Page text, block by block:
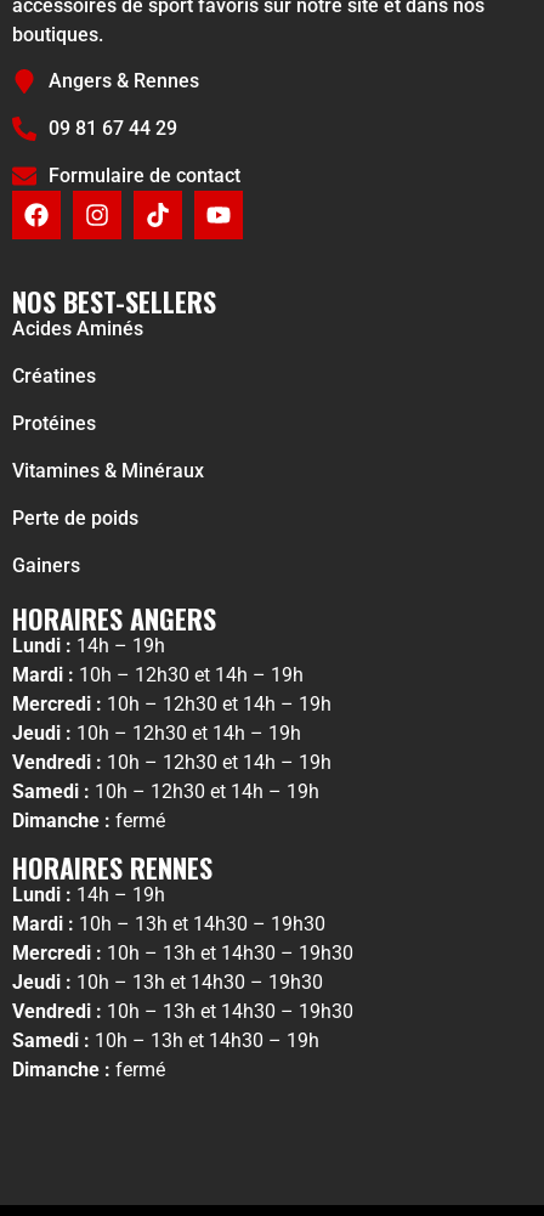
accessoires de sport favoris sur notre site et dans nos
boutiques.
Angers & Rennes
09 81 67 44 29
Formulaire de contact
NOS BEST-SELLERS
Acides Aminés
Créatines
Protéines
Vitamines & Minéraux
Perte de poids
Gainers
HORAIRES ANGERS
Lundi : 14h – 19h
Mardi : 10h – 12h30 et 14h – 19h
Mercredi : 10h – 12h30 et 14h – 19h
Jeudi : 10h – 12h30 et 14h – 19h
Vendredi : 10h – 12h30 et 14h – 19h
Samedi : 10h – 12h30 et 14h – 19h
Dimanche : fermé
HORAIRES RENNES
Lundi : 14h – 19h
Mardi : 10h – 13h et 14h30 – 19h30
Mercredi : 10h – 13h et 14h30 – 19h30
Jeudi : 10h – 13h et 14h30 – 19h30
Vendredi : 10h – 13h et 14h30 – 19h30
Samedi : 10h – 13h et 14h30 – 19h
Dimanche : fermé